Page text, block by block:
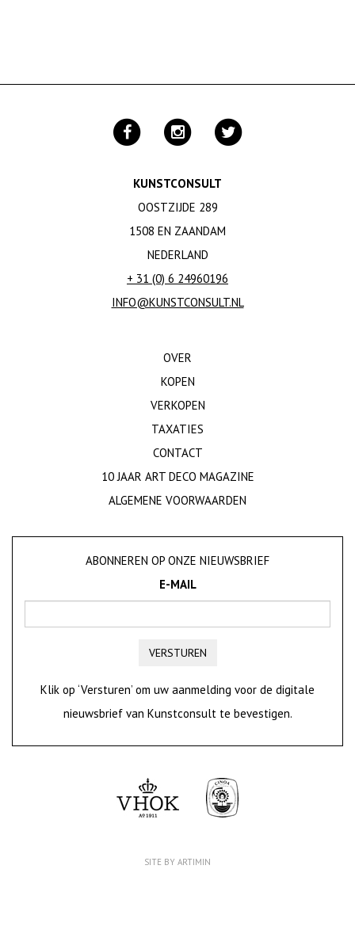
KUNSTCONSULT
OOSTZIJDE 289
1508 EN ZAANDAM
NEDERLAND
+ 31 (0) 6 24960196
INFO@KUNSTCONSULT.NL
OVER
KOPEN
VERKOPEN
TAXATIES
CONTACT
10 JAAR ART DECO MAGAZINE
ALGEMENE VOORWAARDEN
ABONNEREN OP ONZE NIEUWSBRIEF
E-MAIL
VERSTUREN
Klik op ‘Versturen’ om uw aanmelding voor de digitale
nieuwsbrief van Kunstconsult te bevestigen.
SITE BY ARTIMIN